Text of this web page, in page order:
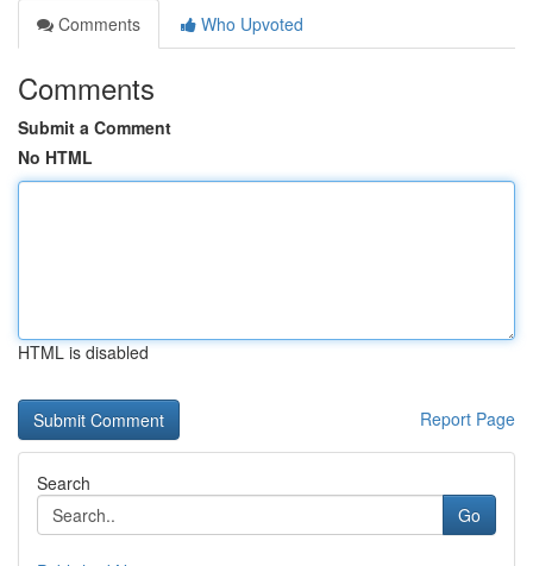
Comments
Who Upvoted
Comments
Submit a Comment
No HTML
HTML is disabled
Report Page
Search
Go